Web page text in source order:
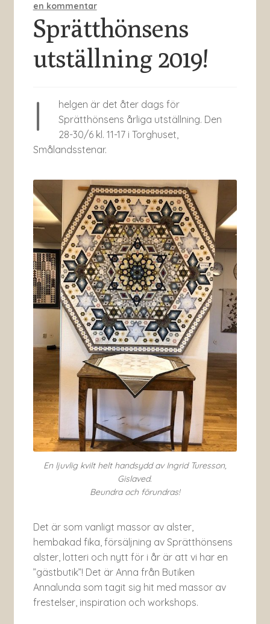
en kommentar
Sprätthönsens
utställning 2019!
I
helgen är det åter dags för
Sprätthönsens årliga utställning. Den
28-30/6 kl. 11-17 i Torghuset,
Smålandsstenar.
En ljuvlig kvilt helt handsydd av Ingrid Turesson,
Gislaved.
Beundra och förundras!
Det är som vanligt massor av alster,
hembakad fika, försäljning av Sprätthönsens
alster, lotteri och nytt för i år är att vi har en
”gästbutik”! Det är Anna från Butiken
Annalunda som tagit sig hit med massor av
frestelser, inspiration och workshops.